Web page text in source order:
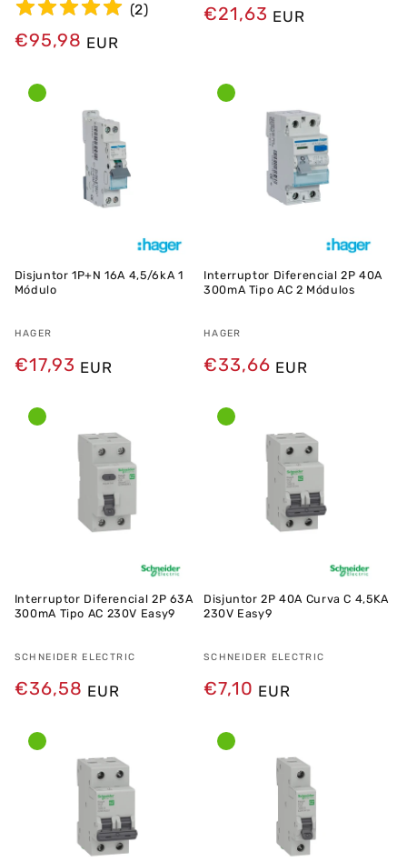
(2)
Preço
€95,98 EUR
Preço
€21,63 EUR
Disjuntor 1P+N 16A 4,5/6kA 1
Módulo
Fornecedor:
HAGER
Preço
€17,93 EUR
Interruptor Diferencial 2P 40A
300mA Tipo AC 2 Módulos
Fornecedor:
HAGER
Preço
€33,66 EUR
Interruptor Diferencial 2P 63A
300mA Tipo AC 230V Easy9
Fornecedor:
SCHNEIDER ELECTRIC
Preço
€36,58 EUR
Disjuntor 2P 40A Curva C 4,5KA
230V Easy9
Fornecedor:
SCHNEIDER ELECTRIC
Preço
€7,10 EUR